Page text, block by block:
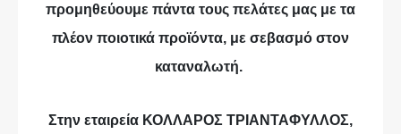
προμηθεύουμε πάντα τους πελάτες μας με τα
πλέον ποιοτικά προϊόντα, με σεβασμό στον
καταναλωτή.
Στην εταιρεία ΚΟΛΛΑΡΟΣ ΤΡΙΑΝΤΑΦΥΛΛΟΣ,